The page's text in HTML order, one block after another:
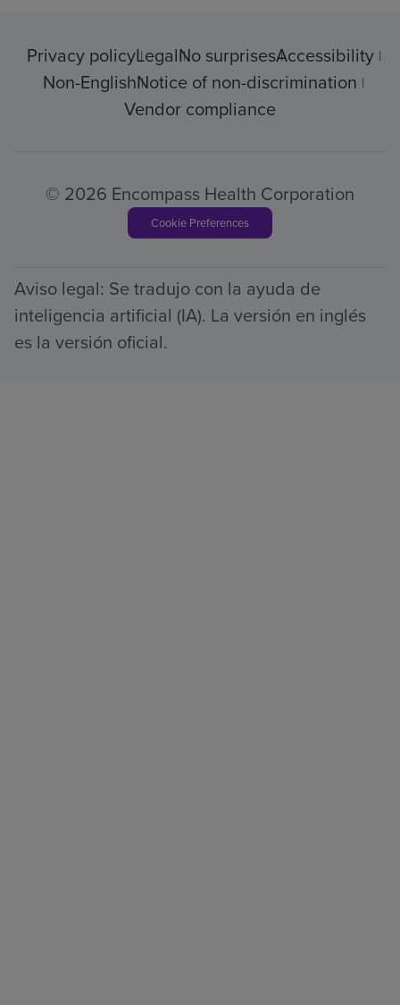
Privacy policyLegalNo surprisesAccessibility
Non-EnglishNotice of non-discrimination
Vendor compliance
© 2026 Encompass Health Corporation
Cookie Preferences
Aviso legal: Se tradujo con la ayuda de
inteligencia artificial (IA). La versión en inglés
es la versión oficial.